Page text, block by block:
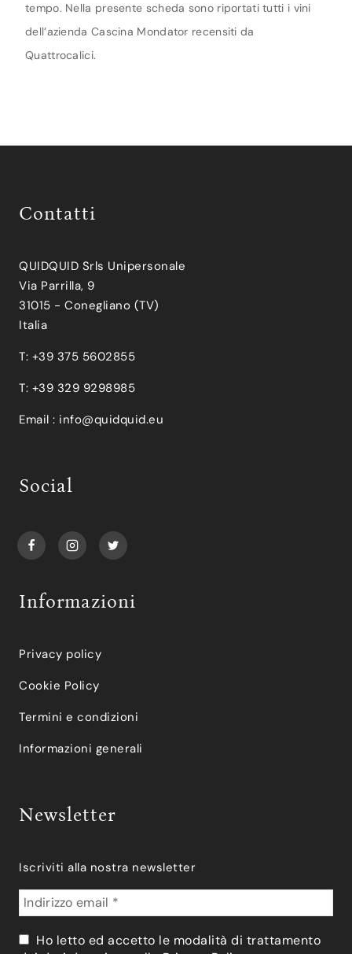
tempo. Nella presente scheda sono riportati tutti i vini
dell’azienda Cascina Mondator recensiti da
Quattrocalici.
Contatti
QUIDQUID Srls Unipersonale
Via Parrilla, 9
31015 - Conegliano (TV)
Italia
T: +39 375 5602855
T: +39 329 9298985
Email : info@quidquid.eu
Social
Informazioni
Privacy policy
Cookie Policy
Termini e condizioni
Informazioni generali
Newsletter
Iscriviti alla nostra newsletter
Ho letto ed accetto le modalità di trattamento